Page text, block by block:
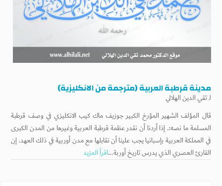
مدينة قرطبة العربية (مترجمة من الانكليزية)
لـتقي الدين الهلالي
قال المؤلف الشهير المؤرخ الكبير جوزيف ماك كیب الانكليزي في وصف قرطبة
المسلمة ما نصه:۔ إذا أردنا أن نقدر عظمة قرطبة العربية وغيرها من المدن الكبرى
في المملكة العربية بإسبانيا يجب علينا أن نقابلها مع مدن أوربية في ذلك العهد. إن
القارئ العصري الذي يدرس تاريخ أوربة...اقرأ المزيد